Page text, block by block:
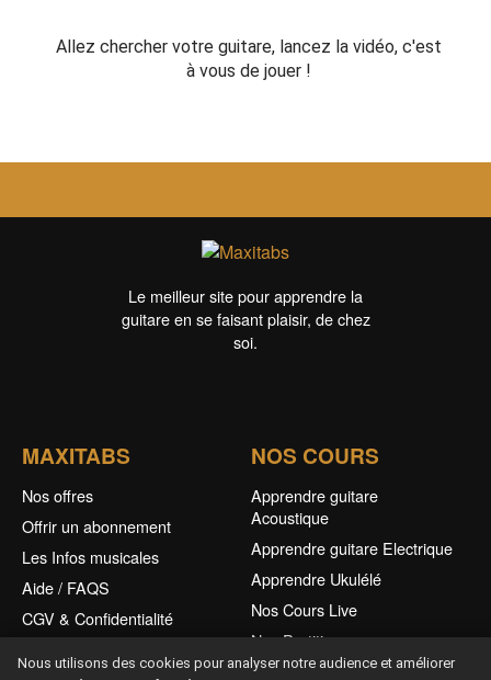
Allez chercher votre guitare, lancez la vidéo, c'est
à vous de jouer !
Le meilleur site pour apprendre la
guitare en se faisant plaisir, de chez
soi.
MAXITABS
Nos offres
Offrir un abonnement
Les Infos musicales
Aide / FAQS
CGV & Confidentialité
NOS COURS
Apprendre guitare
Acoustique
Apprendre guitare Electrique
Apprendre Ukulélé
Nos Cours Live
Nos Partitions
Nous utilisons des cookies pour analyser notre audience et améliorer